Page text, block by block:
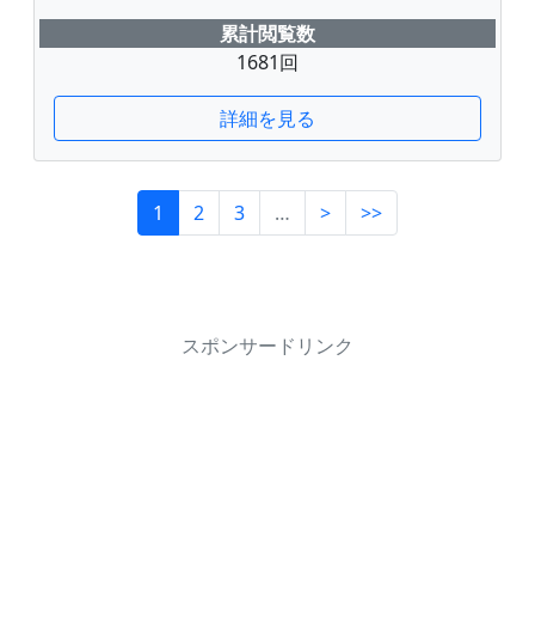
累計閲覧数
1681回
詳細を見る
1 2 3 … > >>
スポンサードリンク